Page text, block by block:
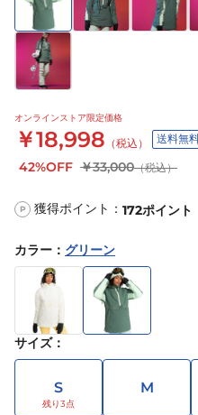
オンラインストア限定価格
￥18,998 （税込） 送料無
42%OFF ￥33,000（税込）
P 獲得ポイント： 172ポイント
カラー ： グリーン
サイズ：
S M